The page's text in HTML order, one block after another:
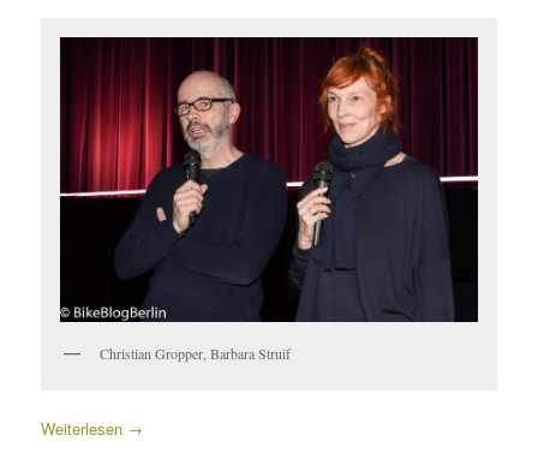
Christian Gropper, Barbara Struif
Weiterlesen →